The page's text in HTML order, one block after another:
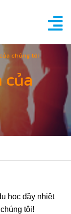
chúng tôi
học đầy nhiệt
tôi!